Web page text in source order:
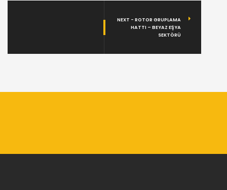
NEXT - ROTOR GRUPLAMA
HATTI – BEYAZ EŞYA
SEKTÖRÜ